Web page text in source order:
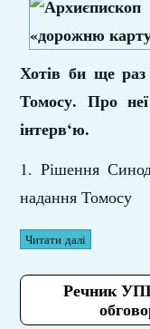
Хотів би ще
Томосу. Про
інтерв‘ю.
1. Рішення
надання Томосу
Читати далі
Речник